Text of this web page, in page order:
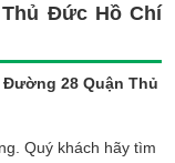
Đức Hồ Chí
28 Quận Thủ
Quý khách hãy tìm